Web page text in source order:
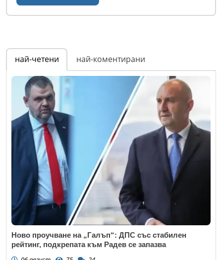
най-четени най-коментирани
Ново проучване на „Галъп“: ДПС със стабилен
рейтинг, подкрепата към Радев се запазва